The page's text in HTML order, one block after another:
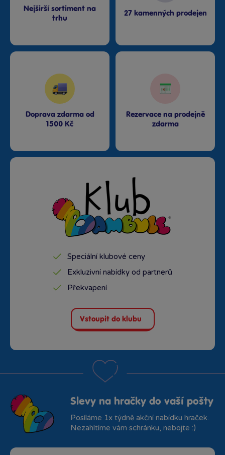
Nejširší sortiment na
trhu
27 kamenných prodejen
Doprava zdarma od
1500 Kč
Rezervace na prodejně
zdarma
Speciální klubové ceny
Exkluzivní nabídky od partnerů
Překvapení
Vstoupit do klubu
Slevy na hračky do vaší pošty
Posíláme 1x týdně akční nabídku hraček.
Nezahltíme vám schránku, nebojte :)